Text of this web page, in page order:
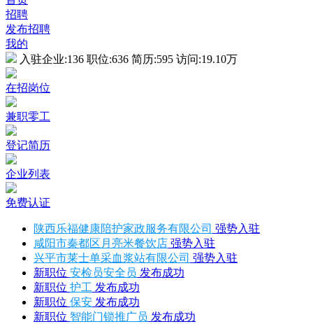
招聘
发布招聘
我的
入驻企业:136 职位:636 简历:595 访问:19.10万
在招岗位
兼职零工
登记简历
企业列表
免费认证
陕西乐福健康陪护家政服务有限公司 强势入驻
咸阳市秦都区月亮米餐饮店 强势入驻
兴平市莱士单采血浆站有限公司 强势入驻
新职位 安检员安全员 发布成功
新职位 护工 发布成功
新职位 保安 发布成功
新职位 智能门锁推广员 发布成功